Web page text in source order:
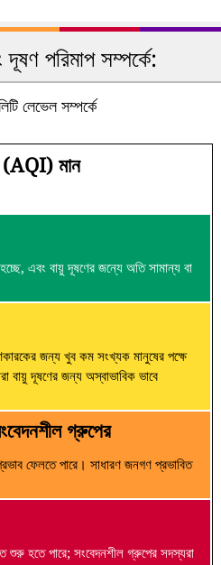
পরিমাপ সম্পর্কে:
লেভেল সম্পর্কে
(AQI) মান
এবং বায়ু দূষণের জন্যে অতি সামান্য বা
জন্য খুব কম সংখ্যক মানুষের পক্ষে
বায়ু দূষণের জন্য অস্বাভাবিক ভাবে
গ্রুপের
ফেলতে পারে। সাধারণ জনগণ প্রভাবিত
শুরু হতে পারে; সংবেদনশীল গ্রুপের সদস্যরা